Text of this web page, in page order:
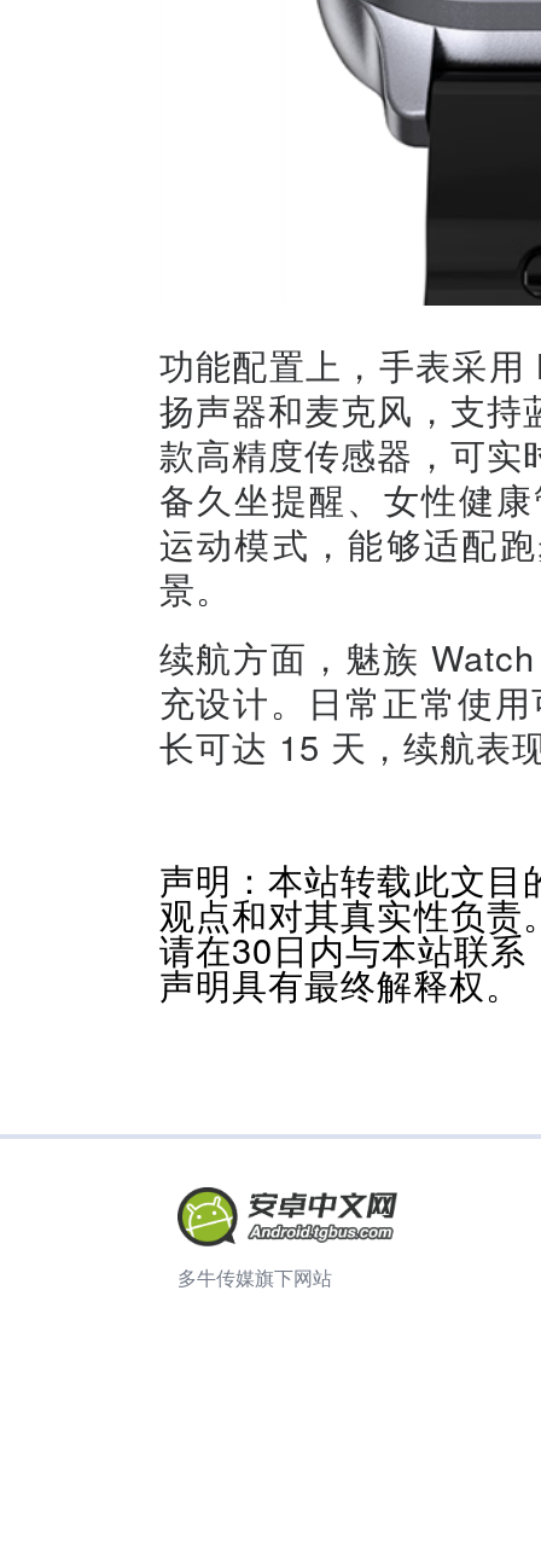
功能配置上，手表采
扬声器和麦克风，支
款高精度传感器，可
备久坐提醒、女性健
运动模式，能够适配
景。
续航方面，魅族
充设计。日常正常使
长可达 15 天，续航表
声明：本站转载此文
观点和对其真实性负
请在30日内与本站联
声明具有最终解释权。
多牛传媒旗下网站